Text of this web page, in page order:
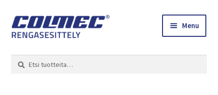
Skip
to
Skip
to
Menu
Etsi:
Haku